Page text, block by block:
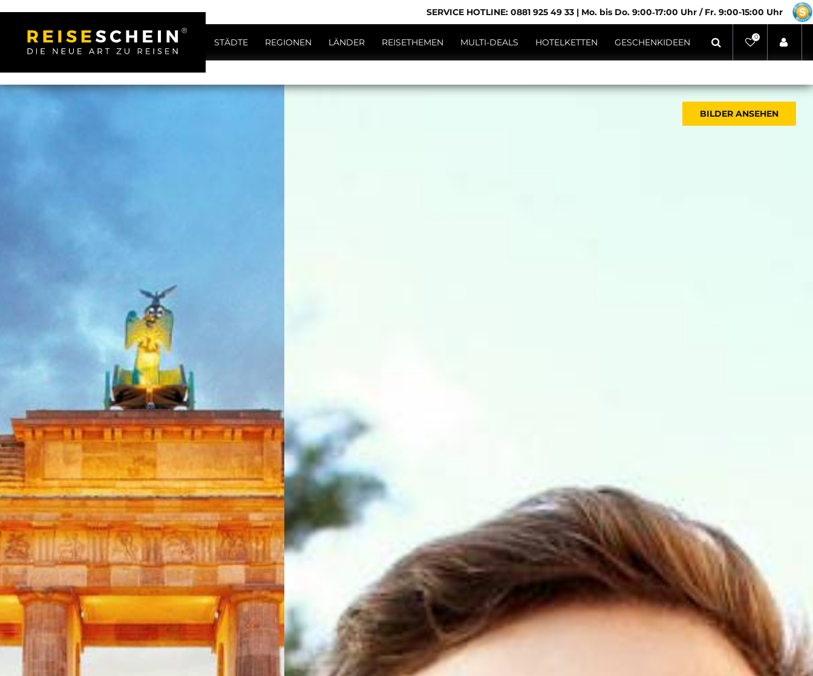
SERVICE HOTLINE: 0881 925 49 33 | Mo. bis Do. 9:00‑17:00 Uhr / Fr. 9:00-15:00 Uhr
STÄDTE REGIONEN LÄNDER REISETHEMEN MULTI-DEALS HOTELKETTEN GESCHENKIDEEN 0
BILDER ANSEHEN